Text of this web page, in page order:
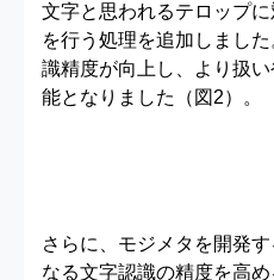
文字と思われるテロップ
を行う処理を追加しまし
識精度が向上し、より扱
能となりました（図2）。
さらに、モジメタを開発
なる文字認識の精度を高